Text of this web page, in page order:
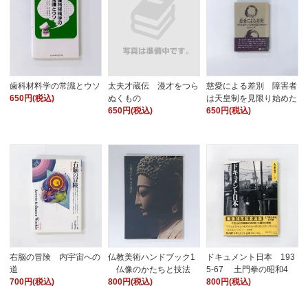
歯科材料学の常識とウソ
650円(税込)
太夫才蔵伝 漫才をつら
ぬくもの
650円(税込)
慈愛による差別 障害者
は天皇制を見限り始めた
650円(税込)
右脳の冒険 内宇宙への
道
700円(税込)
仏教美術ハンドブック1
仏像のかたちと技法
800円(税込)
ドキュメント日本 193
5-67 土門拳の昭和4
800円(税込)